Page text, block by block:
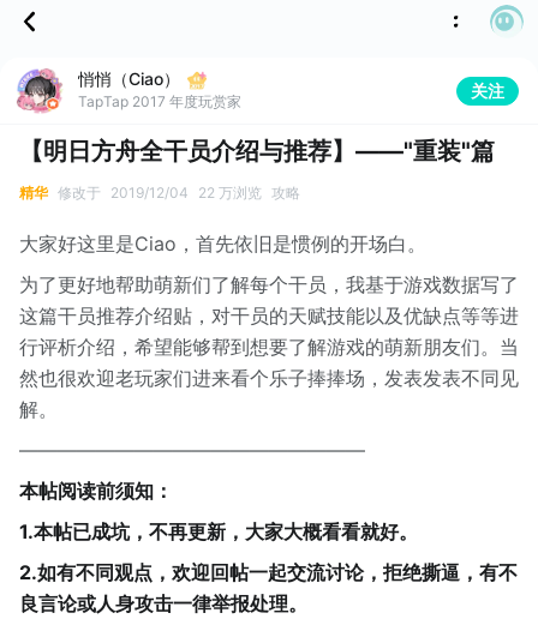
悄悄（Ciao）
TapTap 2017 年度玩赏家
关注
【明日方舟全干员介绍与推荐】——"重装"篇
精华 修改于 2019/12/04 22 万浏览 攻略
大家好这里是Ciao，首先依旧是惯例的开场白。
为了更好地帮助萌新们了解每个干员，我基于游戏数据写了
这篇干员推荐介绍贴，对干员的天赋技能以及优缺点等等进
行评析介绍，希望能够帮到想要了解游戏的萌新朋友们。当
然也很欢迎老玩家们进来看个乐子捧捧场，发表发表不同见
解。
——————————————————
本帖阅读前须知：
1.本帖已成坑，不再更新，大家大概看看就好。
2.如有不同观点，欢迎回帖一起交流讨论，拒绝撕逼，有不
良言论或人身攻击一律举报处理。